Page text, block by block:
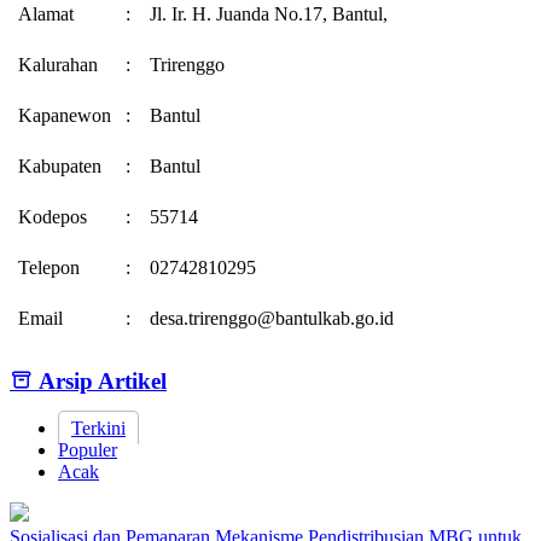
Alamat : Jl. Ir. H. Juanda No.17, Bantul,
Kalurahan : Trirenggo
Kapanewon : Bantul
Kabupaten : Bantul
Kodepos : 55714
Telepon : 02742810295
Email : desa.trirenggo@bantulkab.go.id
Arsip Artikel
Terkini
Populer
Acak
Sosialisasi dan Pemaparan Mekanisme Pendistribusian MBG untuk